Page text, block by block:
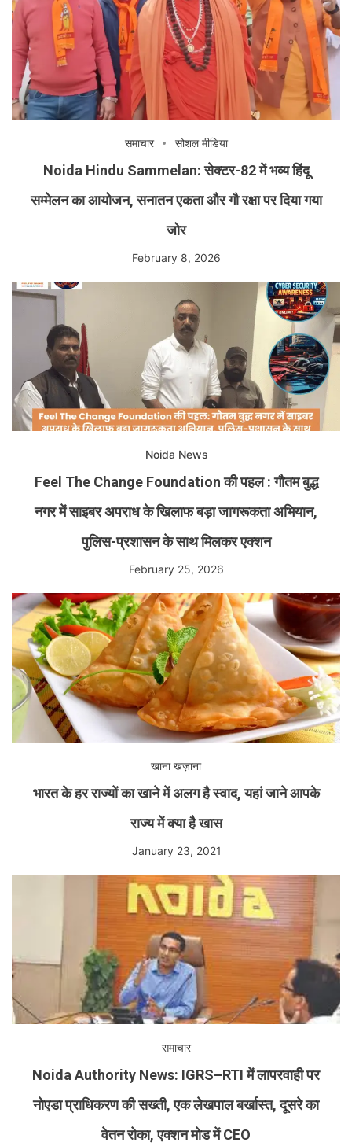
समाचार सोशल मीडिया
Noida Hindu Sammelan: सेक्टर-82 में भव्य हिंदू
सम्मेलन का आयोजन, सनातन एकता और गौ रक्षा पर दिया गया
जोर
February 8, 2026
Noida News
Feel The Change Foundation की पहल : गौतम बुद्ध
नगर में साइबर अपराध के खिलाफ बड़ा जागरूकता अभियान,
पुलिस-प्रशासन के साथ मिलकर एक्शन
February 25, 2026
खाना खज़ाना
भारत के हर राज्यों का खाने में अलग है स्वाद, यहां जाने आपके
राज्य में क्या है खास
January 23, 2021
समाचार
Noida Authority News: IGRS–RTI में लापरवाही पर
नोएडा प्राधिकरण की सख्ती, एक लेखपाल बर्खास्त, दूसरे का
वेतन रोका, एक्शन मोड में CEO